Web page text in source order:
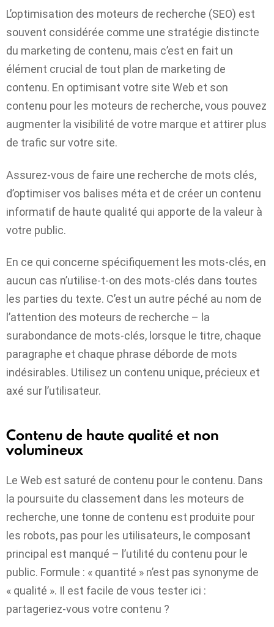
L’optimisation des moteurs de recherche (SEO) est
souvent considérée comme une stratégie distincte
du marketing de contenu, mais c’est en fait un
élément crucial de tout plan de marketing de
contenu. En optimisant votre site Web et son
contenu pour les moteurs de recherche, vous pouvez
augmenter la visibilité de votre marque et attirer plus
de trafic sur votre site.
Assurez-vous de faire une recherche de mots clés,
d’optimiser vos balises méta et de créer un contenu
informatif de haute qualité qui apporte de la valeur à
votre public.
En ce qui concerne spécifiquement les mots-clés, en
aucun cas n’utilise-t-on des mots-clés dans toutes
les parties du texte. C’est un autre péché au nom de
l’attention des moteurs de recherche – la
surabondance de mots-clés, lorsque le titre, chaque
paragraphe et chaque phrase déborde de mots
indésirables. Utilisez un contenu unique, précieux et
axé sur l’utilisateur.
Contenu de haute qualité et non
volumineux
Le Web est saturé de contenu pour le contenu. Dans
la poursuite du classement dans les moteurs de
recherche, une tonne de contenu est produite pour
les robots, pas pour les utilisateurs, le composant
principal est manqué – l’utilité du contenu pour le
public. Formule : « quantité » n’est pas synonyme de
« qualité ». Il est facile de vous tester ici :
partageriez-vous votre contenu ?